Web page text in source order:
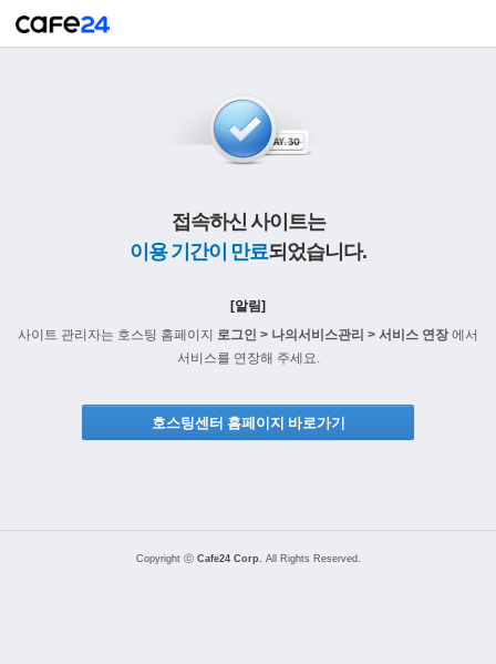
접속하신 사이트는
이용 기간이 만료되었습니다.
[알림]
사이트 관리자는 호스팅 홈페이지 로그인 > 나의서비스관리 > 서비스 연장에서
서비스를 연장해 주세요.
호스팅센터 홈페이지 바로가기
Copyright ⓒ Cafe24 Corp. All Rights Reserved.